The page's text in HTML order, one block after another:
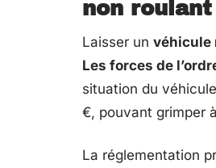
non roulant
Laisser un véhicule
Les forces de
situation du
€, pouvant grimper
La réglementation